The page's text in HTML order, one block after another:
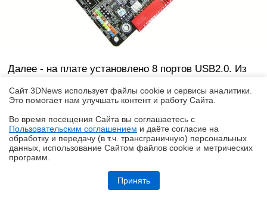
Обзор планшета HUAWEI MatePad Pro Max: на все деньги
Далее - на плате установлено 8 портов USB2.0. Из
подключаются при помощи брекетов (в комплекте
Кроме этого, плата Asus P5AD2 поддерживает
другой вид последовательной шины - IEEE1394
("Firewire"). Для этого на плату установлены два
контроллера: TSB81BA3 и TSB82AA2 (оба
Сайт 3DNews использует файлы cookie и сервисы аналитики.
Это помогает нам улучшать контент и работу Cайта.
Во время посещения Cайта вы соглашаетесь с
Пользовательским соглашением и даёте согласие на
обработку и передачу (в т.ч. трансграничную) персональных
данных, использование Cайтом файлов cookie и метрических
программ.
Принять